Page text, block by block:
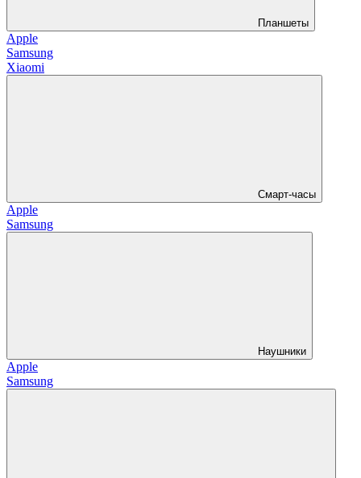
Планшеты
Apple
Samsung
Xiaomi
Смарт-часы
Apple
Samsung
Наушники
Apple
Samsung